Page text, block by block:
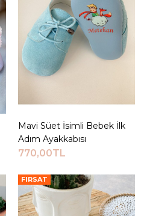
İsimli Kırmızı Bebek İlk
Adım Botu
800,00TL
KARŞILAŞTIRMA LISTESINE EKLE
ALIŞVERIŞ LISTESINE EKLE
İsimli Krem Casual
Bebek İlk Adım
Ayakkabısı
Sepete Ekle
Mavi Süet İsimli Bebek İlk
Adım Ayakkabısı
770,00TL
FIRSAT